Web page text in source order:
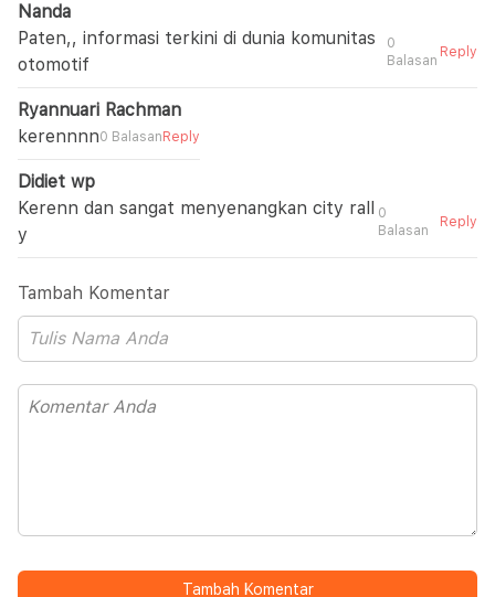
Nanda
Paten,, informasi terkini di dunia komunitas
otomotif
0
Balasan
Reply
Ryannuari Rachman
kerennnn0 Balasan Reply
Didiet wp
Kerenn dan sangat menyenangkan city rall
y
0
Balasan
Reply
Tambah Komentar
Tambah Komentar